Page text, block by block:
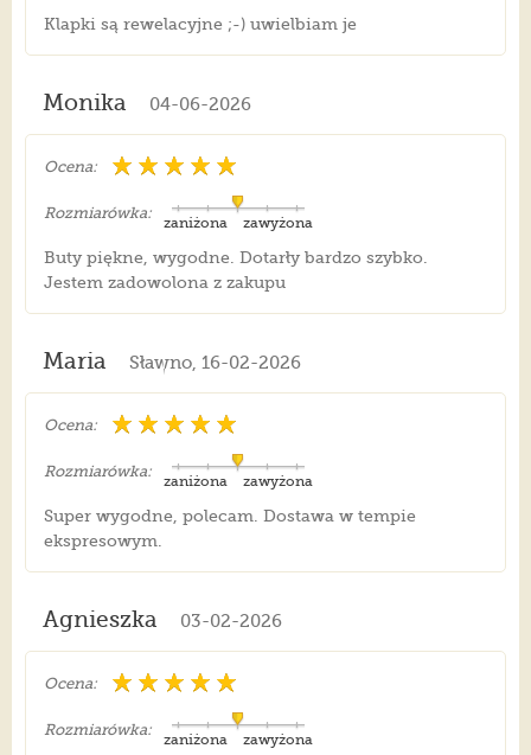
Klapki są rewelacyjne ;-) uwielbiam je
Monika 04-06-2026
Ocena:
Rozmiarówka:
zawyżona
zaniżona
Buty piękne, wygodne. Dotarły bardzo szybko.
Jestem zadowolona z zakupu
Maria Sławno, 16-02-2026
Ocena:
Rozmiarówka:
zawyżona
zaniżona
Super wygodne, polecam. Dostawa w tempie
ekspresowym.
Agnieszka 03-02-2026
Ocena:
Rozmiarówka:
zawyżona
zaniżona